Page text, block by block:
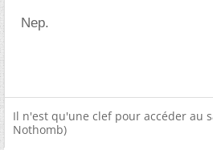
Nep.
Il n'est qu'une clef pour accéder au
Nothomb)